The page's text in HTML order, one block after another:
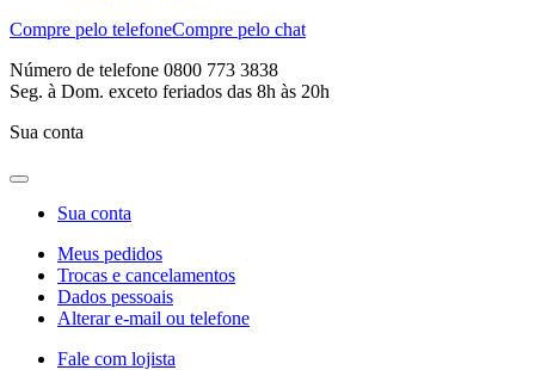
Compre pelo telefoneCompre pelo chat
Número de telefone 0800 773 3838
Seg. à Dom. exceto feriados das 8h às 20h
Sua conta
Sua conta
Meus pedidos
Trocas e cancelamentos
Dados pessoais
Alterar e-mail ou telefone
Fale com lojista